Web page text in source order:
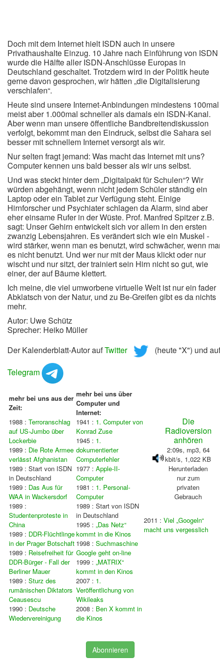
Doch mit dem Internet hielt ISDN auch in unsere
Privathaushalte Einzug. 10 Jahre nach Einführung von ISDN
wurde die Hälfte aller ISDN-Anschlüsse Europas in
Deutschland geschaltet. Trotzdem wird in der Politik heute
gerne davon gesprochen, wir hätten „die Digitalisierung
verschlafen“.
Heute sind unsere Internet-Anbindungen mindestens 100mal
meist aber 1.000mal schneller als damals ein ISDN-Kanal.
Aber wenn man unsere öffentliche Bandbreitendiskussion
verfolgt, bekommt man den Eindruck, selbst die Sahara sei
besser mit schnellem Internet versorgt als wir.
Nur selten fragt jemand: Was macht das Internet mit uns?
Computer kennen uns bald besser als wir uns selbst.
Und was steckt hinter dem „Digitalpakt für Schulen“? Wir
würden abgehängt, wenn nicht jedem Schüler ständig ein
Laptop oder ein Tablet zur Verfügung steht. Einige
Hirnforscher und Psychiater schlagen da Alarm, sind aber
eher einsame Rufer in der Wüste. Prof. Manfred Spitzer z.B.
sagt: Unser Gehirn entwickelt sich vor allem in den ersten
zwanzig Lebensjahren. Es verändert sich wie ein Muskel -
wird stärker, wenn man es benutzt, wird schwächer, wenn
es nicht benutzt. Und wer nur mit der Maus klickt oder nur
wischt und nur sitzt, der trainiert sein Hirn nicht so gut, wie
einer, der auf Bäume klettert.
Ich meine, die viel umworbene virtuelle Welt ist nur ein fader
Abklatsch von der Natur, und zu Be-Greifen gibt es da nichts
mehr.
Autor: Uwe Schütz
Sprecher: Heiko Müller
Der Kalenderblatt-Autor aufTwitter
(heute "X") und auf
Telegram
mehr bei uns aus der
Zeit:
mehr bei uns über
Computer und
Internet:
1988 : Terroranschlag
auf US-Jumbo über
Lockerbie
1989 : Die Rote Armee
verlässt Afghanistan
1989 : Start von ISDN
in Deutschland
1989 : Das Aus für
WAA in Wackersdorf
1989 :
Studentenproteste in
China
1989 : DDR-Flüchtlinge
in der Prager Botschaft
1989 : Reisefreiheit für
DDR-Bürger - Fall der
Berliner Mauer
1989 : Sturz des
rumänischen Diktators
Ceausescu
1990 : Deutsche
Wiedervereinigung
1941 : 1. Computer von
Konrad Zuse
1945 : 1.
dokumentierter
Computerfehler
1977 : Apple-II-
Computer
1981 : 1. Personal-
Computer
1989 : Start von ISDN
in Deutschland
1995 : „Das Netz“
kommt in die Kinos
1998 : Suchmaschine
Google geht on-line
1999 : „MATRIX“
kommt in den Kinos
2007 : 1.
Veröffentlichung von
Wikileaks
2008 : Ben X kommt in
die Kinos
Die
Radioversion
anhören
2:09s, mp3, 64
kbit/s, 1,022 KB
Herunterladen
nur zum
privaten
Gebrauch
2011 : Viel „Googeln“
macht uns vergesslich
Abonnieren